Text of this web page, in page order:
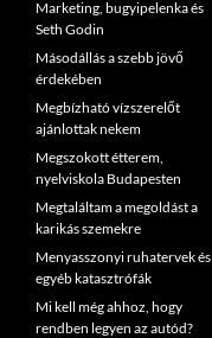
Marketing, bugyipelenka és
Seth Godin
Másodállás a szebb jövő
érdekében
Megbízható vízszerelőt
ajánlottak nekem
Megszokott étterem,
nyelviskola Budapesten
Megtaláltam a megoldást a
karikás szemekre
Menyasszonyi ruhatervek és
egyéb katasztrófák
Mi kell még ahhoz, hogy
rendben legyen az autód?